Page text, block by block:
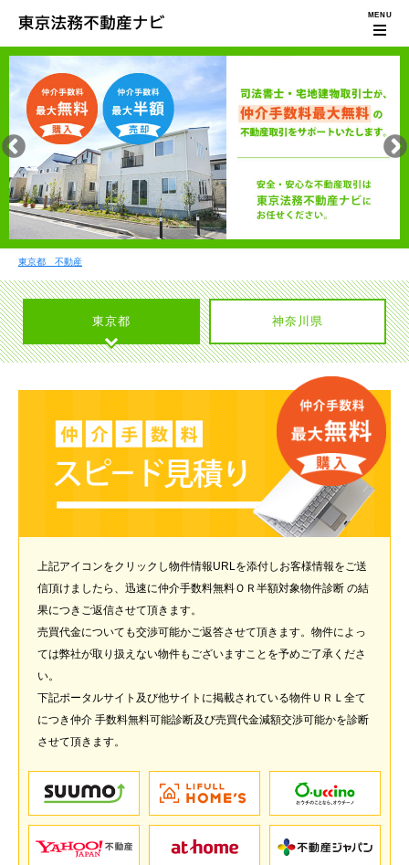
東京都 不動産
東京都 神奈川県
上記アイコンをクリックし物件情報URLを添付しお客様情報をご送
信頂けましたら、迅速に仲介手数料無料ＯＲ半額対象物件診断 の結
果につきご返信させて頂きます。
売買代金についても交渉可能かご返答させて頂きます。物件によっ
ては弊社が取り扱えない物件もございますことを予めご了承くださ
い。
下記ポータルサイト及び他サイトに掲載されている物件ＵＲＬ全て
につき仲介 手数料無料可能診断及び売買代金減額交渉可能かを診断
させて頂きます。